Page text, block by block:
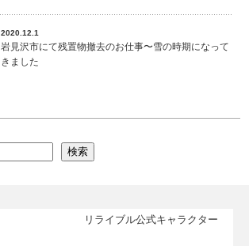
2020.12.1
岩見沢市にて残置物撤去のお仕事〜雪の時期になって
きました
検索
リライブル公式キャラクター